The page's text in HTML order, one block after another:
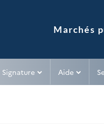
Signature Aide